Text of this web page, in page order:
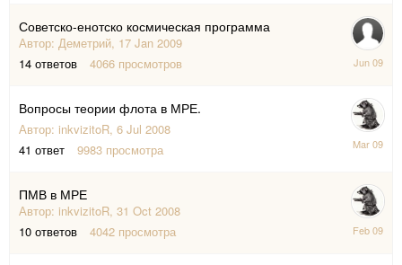
Советско-енотско космическая программа
Автор: Деметрий, 17 Jan 2009
14 ответов 4066 просмотров
4
Jun
Вопросы теории флота в МРЕ.
Автор: inkvizitoR, 6 Jul 2008
41 ответ 9983 просмотра
11
Mar
ПМВ в МРЕ
Автор: inkvizitoR, 31 Oct 2008
10 ответов 4042 просмотра
4
Feb